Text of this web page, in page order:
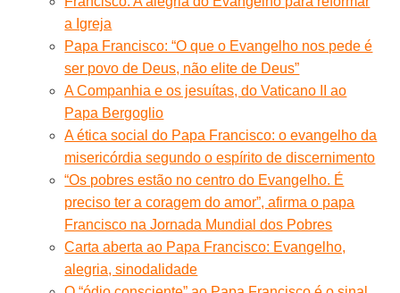
a Igreja
Papa Francisco: “O que o Evangelho nos pede é
ser povo de Deus, não elite de Deus”
A Companhia e os jesuítas, do Vaticano II ao
Papa Bergoglio
A ética social do Papa Francisco: o evangelho da
misericórdia segundo o espírito de discernimento
“Os pobres estão no centro do Evangelho. É
preciso ter a coragem do amor”, afirma o papa
Francisco na Jornada Mundial dos Pobres
Carta aberta ao Papa Francisco: Evangelho,
alegria, sinodalidade